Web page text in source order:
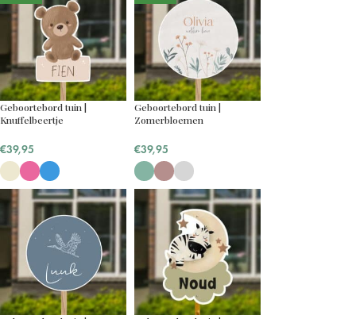
Geboortebord tuin |
Knuffelbeertje
€39,95
Geboortebord tuin |
Zomerbloemen
€39,95